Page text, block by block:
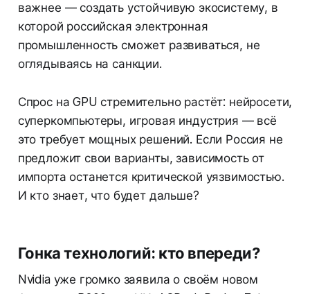
важнее — создать устойчивую экосистему, в
которой российская электронная
промышленность сможет развиваться, не
оглядываясь на санкции.
Спрос на GPU стремительно растёт: нейросети,
суперкомпьютеры, игровая индустрия — всё
это требует мощных решений. Если Россия не
предложит свои варианты, зависимость от
импорта останется критической уязвимостью.
И кто знает, что будет дальше?
Гонка технологий: кто впереди?
Nvidia уже громко заявила о своём новом